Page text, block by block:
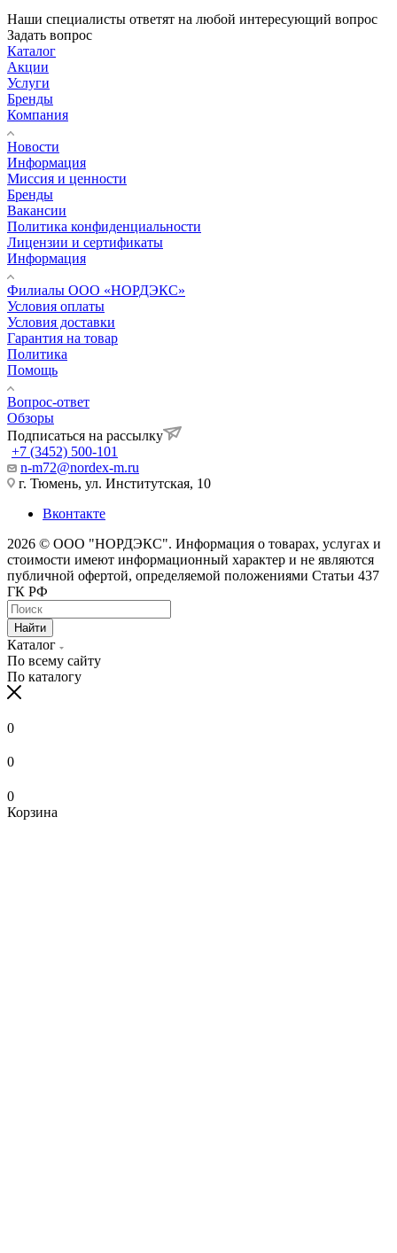
Наши специалисты ответят на любой интересующий вопрос
Задать вопрос
Каталог
Акции
Услуги
Бренды
Компания
Новости
Информация
Миссия и ценности
Бренды
Вакансии
Политика конфиденциальности
Лицензии и сертификаты
Информация
Филиалы ООО «НОРДЭКС»
Условия оплаты
Условия доставки
Гарантия на товар
Политика
Помощь
Вопрос-ответ
Обзоры
Подписаться на рассылку
+7 (3452) 500-101
n-m72@nordex-m.ru
г. Тюмень, ул. Институтская, 10
Вконтакте
2026 © ООО "НОРДЭКС". Информация о товарах, услугах и
стоимости имеют информационный характер и не являются
публичной офертой, определяемой положениями Статьи 437
ГК РФ
Найти
Каталог
По всему сайту
По каталогу
0
0
0
Корзина